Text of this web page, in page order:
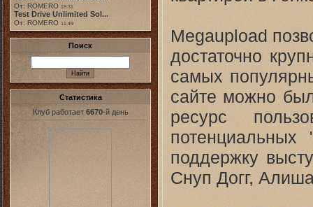
От: ROMERO 19:31
Test Drive Unlimited Sol...
От: ROMERO 11:49
Поиск
Статистика
Клуб работает 6670-й день
Megaupload
достаточно
самых
сайте можно
ресурс
потенциальных
поддержку
Снуп Догг,